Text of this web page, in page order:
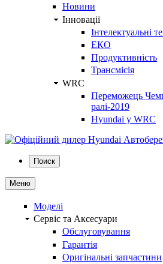
Новини
Інновації
Інтелектуальні
ЕКО
Продуктивність
Трансмісія
WRC
Переможець
ралі-2019
Hyundai у WRC
Поиск
Меню
Моделі
Сервіс та Аксесуари
Обслуговування
Гарантія
Оригінальні запчастини